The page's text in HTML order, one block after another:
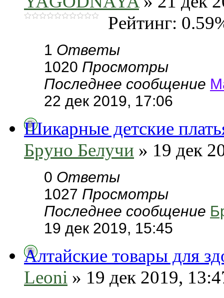
Рейтинг:
1 Ответы
1020 Просмотры
Последнее сообщение
22 дек 2019, 17:06
Шикарные детские
Бруно Белучи » 19 дек
0 Ответы
1027 Просмотры
Последнее сообщение
19 дек 2019, 15:45
Алтайские товары для
Leoni » 19 дек 2019,